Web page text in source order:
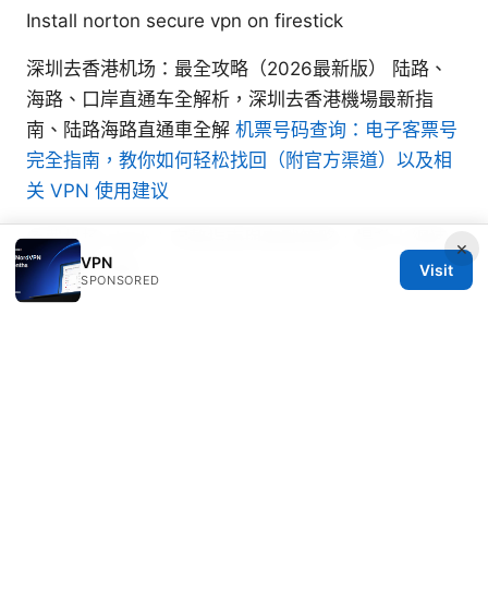
Install norton secure vpn on firestick
深圳去香港机场：最全攻略（2026最新版） 陆路、
海路、口岸直通车全解析，深圳去香港機場最新指
南、陆路海路直通車全解 机票号码查询：电子客票号
完全指南，教你如何轻松找回（附官方渠道）以及相
关 VPN 使用建议
免费机场 clash：完整指南與實戰策略，提升上網速
度與隱私保護
×
VPN
SPONSORED
Visit